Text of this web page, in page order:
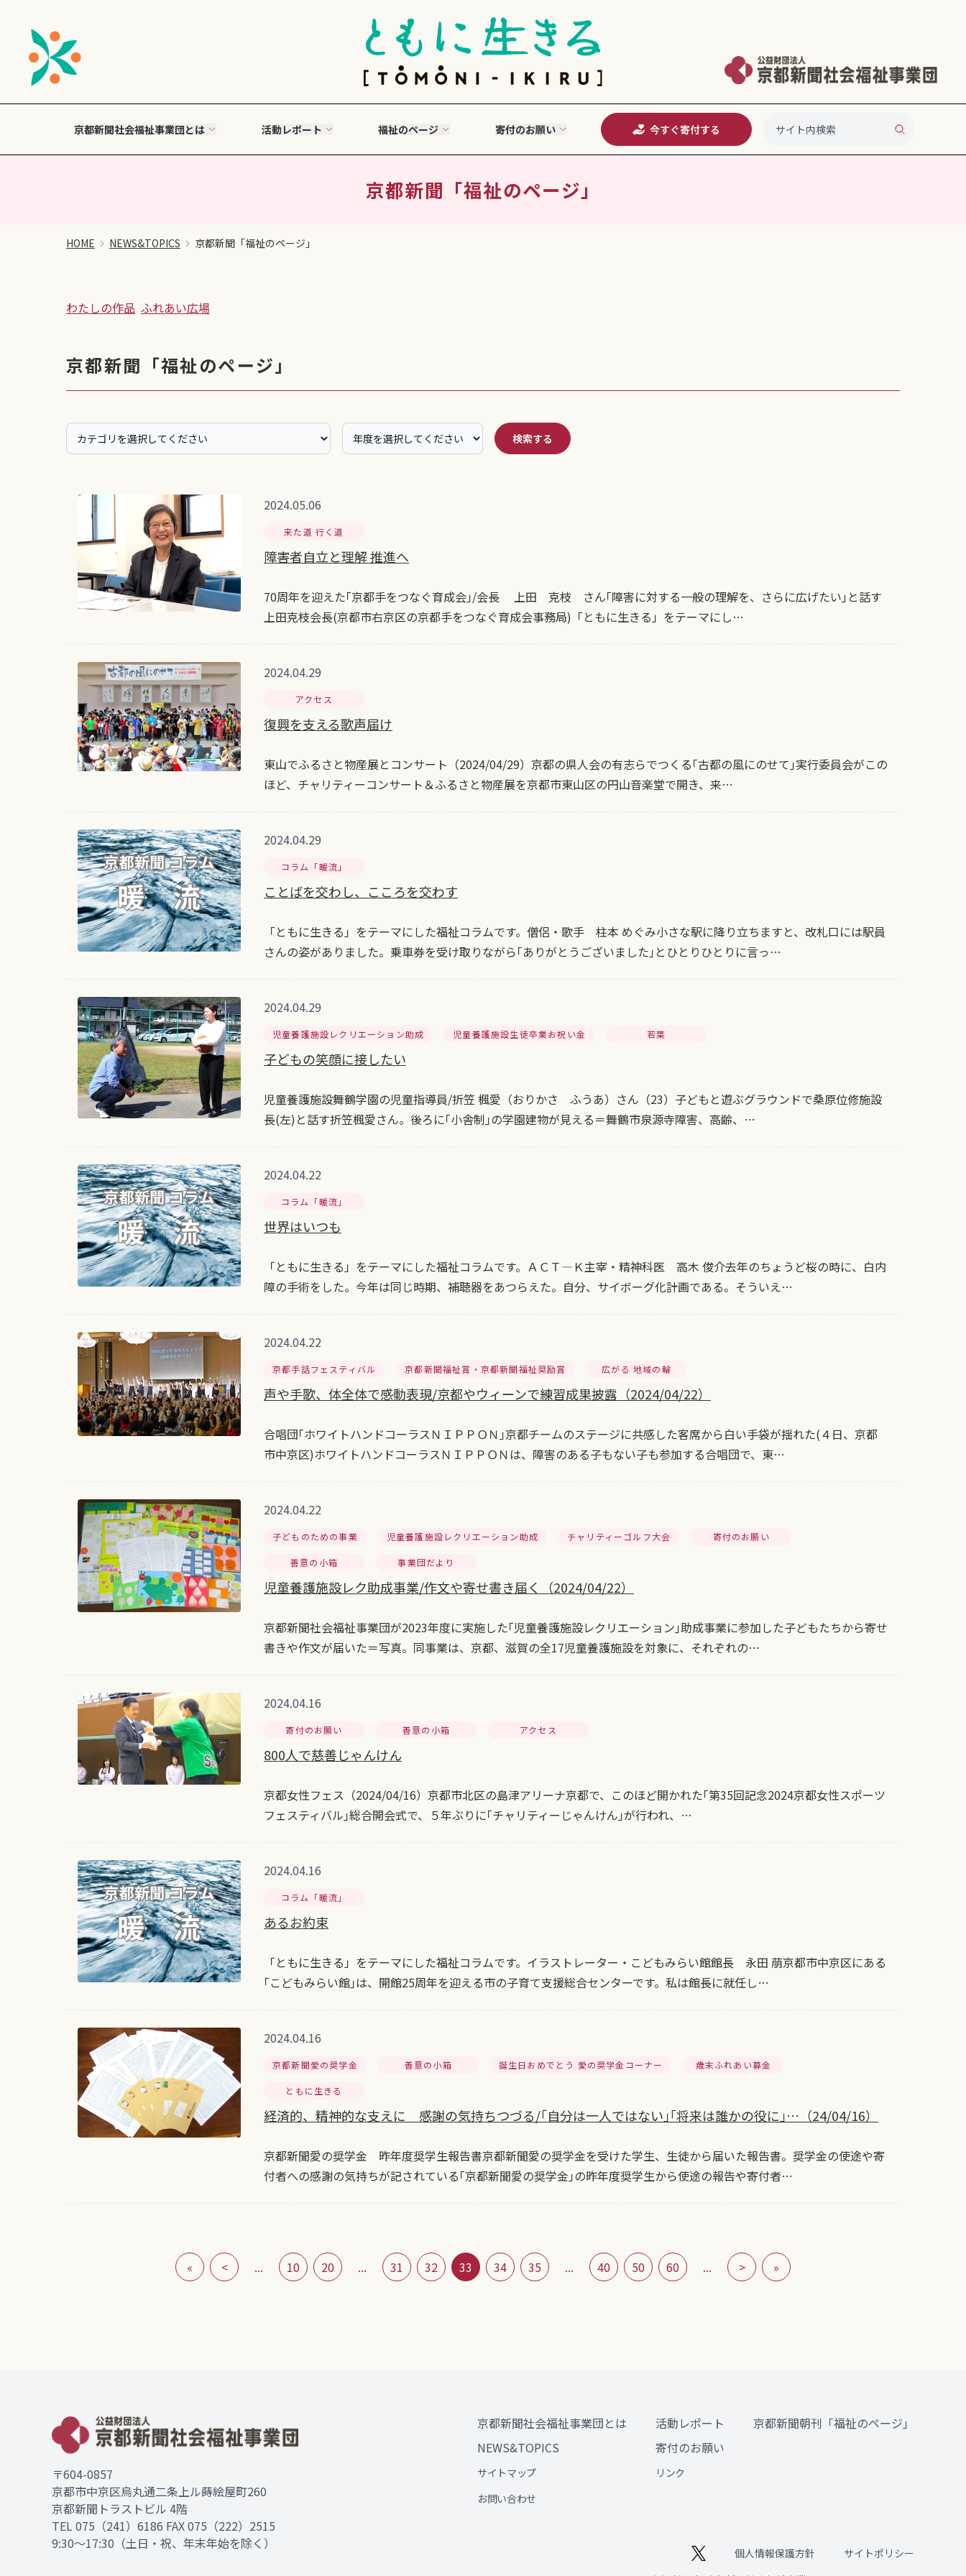
京都新聞社会福祉事業団とは 活動レポート 福祉のページ 寄付のお願い 今すぐ寄付する
京都新聞「福祉のページ」
HOME NEWS&TOPICS 京都新聞「福祉のページ」
わたしの作品 ふれあい広場
京都新聞「福祉のページ」
検索する
2024.05.06
来た道 行く道
障害者自立と理解 推進へ
70周年を迎えた｢京都手をつなぐ育成会｣/会長 上田 克枝 さん｢障害に対する一般の理解を、さらに広げたい｣と話す
上田克枝会長(京都市右京区の京都手をつなぐ育成会事務局)「ともに生きる」をテーマにし…
2024.04.29
アクセス
復興を支える歌声届け
東山でふるさと物産展とコンサート（2024/04/29）京都の県人会の有志らでつくる｢古都の風にのせて｣実行委員会がこの
ほど、チャリティーコンサート＆ふるさと物産展を京都市東山区の円山音楽堂で開き、来…
2024.04.29
コラム「暖流」
ことばを交わし、こころを交わす
「ともに生きる」をテーマにした福祉コラムです。僧侶・歌手 柱本 めぐみ小さな駅に降り立ちますと、改札口には駅員
さんの姿がありました。乗車券を受け取りながら｢ありがとうございました｣とひとりひとりに言っ…
2024.04.29
児童養護施設レクリエーション助成 児童養護施設生徒卒業お祝い金 若葉
子どもの笑顔に接したい
児童養護施設舞鶴学園の児童指導員/折笠 楓愛（おりかさ ふうあ）さん（23）子どもと遊ぶグラウンドで桑原位修施設
長(左)と話す折笠楓愛さん。後ろに｢小舎制｣の学園建物が見える＝舞鶴市泉源寺障害、高齢、…
2024.04.22
コラム「暖流」
世界はいつも
「ともに生きる」をテーマにした福祉コラムです。ＡＣＴ―Ｋ主宰・精神科医 高木 俊介去年のちょうど桜の時に、白内
障の手術をした。今年は同じ時期、補聴器をあつらえた。自分、サイボーグ化計画である。そういえ…
2024.04.22
京都手話フェスティバル 京都新聞福祉賞・京都新聞福祉奨励賞 広がる 地域の輪
声や手歌、体全体で感動表現/京都やウィーンで練習成果披露（2024/04/22）
合唱団｢ホワイトハンドコーラスＮＩＰＰＯＮ｣京都チームのステージに共感した客席から白い手袋が揺れた(４日、京都
市中京区)ホワイトハンドコーラスＮＩＰＰＯＮは、障害のある子もない子も参加する合唱団で、東…
2024.04.22
子どものための事業 児童養護施設レクリエーション助成 チャリティーゴルフ大会 寄付のお願い
善意の小箱 事業団だより
児童養護施設レク助成事業/作文や寄せ書き届く（2024/04/22）
京都新聞社会福祉事業団が2023年度に実施した｢児童養護施設レクリエーション｣助成事業に参加した子どもたちから寄せ
書きや作文が届いた＝写真。同事業は、京都、滋賀の全17児童養護施設を対象に、それぞれの…
2024.04.16
寄付のお願い 善意の小箱 アクセス
800人で慈善じゃんけん
京都女性フェス（2024/04/16）京都市北区の島津アリーナ京都で、このほど開かれた｢第35回記念2024京都女性スポーツ
フェスティバル｣総合開会式で、５年ぶりに｢チャリティーじゃんけん｣が行われ、…
2024.04.16
コラム「暖流」
あるお約束
「ともに生きる」をテーマにした福祉コラムです。イラストレーター・こどもみらい館館長 永田 萠京都市中京区にある
｢こどもみらい館｣は、開館25周年を迎える市の子育て支援総合センターです。私は館長に就任し…
2024.04.16
京都新聞愛の奨学金 善意の小箱 誕生日おめでとう 愛の奨学金コーナー 歳末ふれあい募金
ともに生きる
経済的、精神的な支えに 感謝の気持ちつづる/｢自分は一人ではない｣｢将来は誰かの役に｣…（24/04/16）
京都新聞愛の奨学金 昨年度奨学生報告書京都新聞愛の奨学金を受けた学生、生徒から届いた報告書。奨学金の使途や寄
付者への感謝の気持ちが記されている｢京都新聞愛の奨学金｣の昨年度奨学生から使途の報告や寄付者…
« < ... 10 20 ... 31 32 33 34 35 ... 40 50 60 ... > »
〒604-0857
京都市中京区烏丸通二条上ル蒔絵屋町260
京都新聞トラストビル 4階
TEL075（241）6186 FAX 075（222）2515
9:30～17:30（土日・祝、年末年始を除く）
京都新聞社会福祉事業団とは 活動レポート
京都新聞朝刊「福祉のページ」
NEWS&TOPICS
寄付のお願い
サイトマップ
リンク
お問い合わせ
個人情報保護方針
サイトポリシー